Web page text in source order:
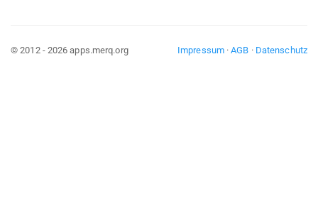
Impressum·AGB · Datenschutz
© 2012 - 2026 apps.merq.org